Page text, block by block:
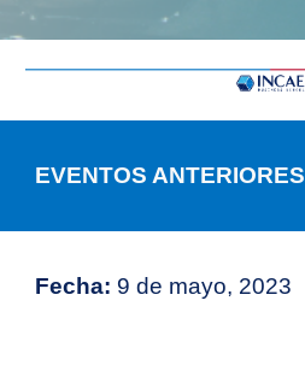
EVENTOS ANTERIORES
Fecha: 9 de mayo, 2023